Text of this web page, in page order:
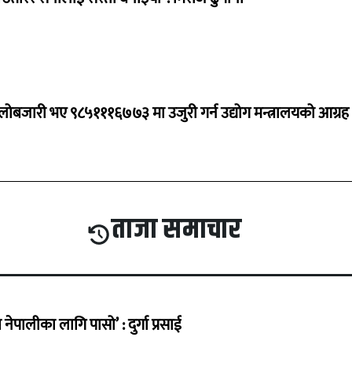
भए ९८५१११६७७३ मा उजुरी गर्न उद्योग मन्त्रालयको आग्रह
ताजा समाचार
लागि पासो’ : दुर्गा प्रसाई